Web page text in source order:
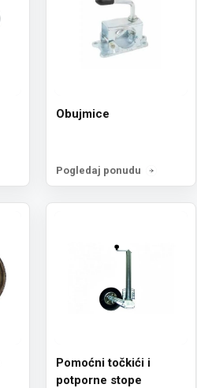
Obujmice
Pogledaj ponudu
Pomoćni točkići i
potporne stope